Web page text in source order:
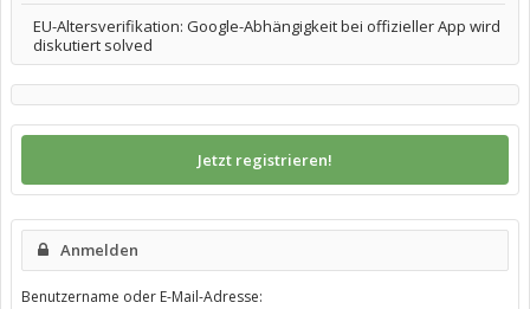
EU-Altersverifikation: Google-Abhängigkeit bei offizieller App wird
diskutiert solved
Jetzt registrieren!
Anmelden
Benutzername oder E-Mail-Adresse: